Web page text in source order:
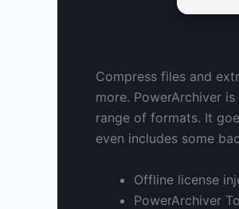
Compress files and
more. PowerArchiver
range of formats. It
even includes some
Offline license
PowerArchiver